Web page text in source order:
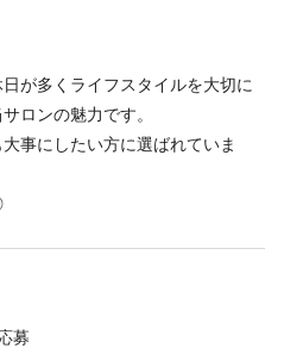
が多くライフスタイルを大切に
ロンの魅力です。
事にしたい方に選ばれていま
募